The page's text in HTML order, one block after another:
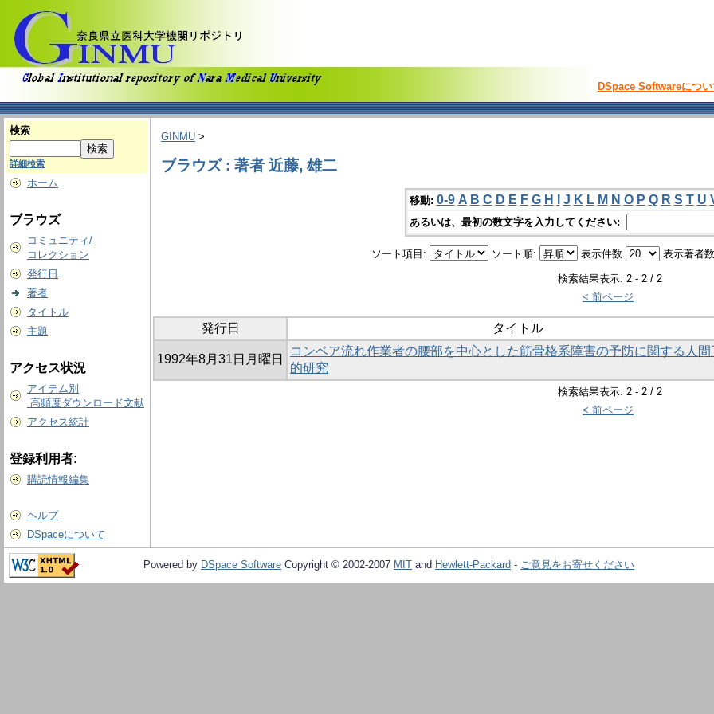
DSpace Softwareについ
検索
詳細検索
ホーム
ブラウズ
コミュニティ/
コレクション
発行日
著者
タイトル
主題
アクセス状況
アイテム別
高頻度ダウンロード文献
アクセス統計
登録利用者:
購読情報編集
ヘルプ
DSpaceについて
GINMU >
ブラウズ : 著者 近藤, 雄二
移動: 0-9 A B C D E F G H J K L M N O P Q R S T U
あるいは、最初の数文字を入力してください:
ソート項目: ソート順: 表示件数 表示著者
検索結果表示: 2 - 2 / 2
< 前ページ
発行日 タイトル
1992年8月31日月曜日
コンベア流れ作業者の腰部を中心とした筋骨格系障害の予防に関する人間
的研究
検索結果表示: 2 - 2 / 2
< 前ページ
Powered by DSpace Software Copyright © 2002-2007 MIT and Hewlett-Packard - ご意見をお寄せください